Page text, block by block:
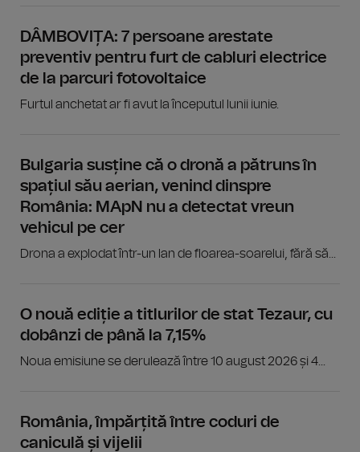
DÂMBOVIȚA: 7 persoane arestate
preventiv pentru furt de cabluri electrice
de la parcuri fotovoltaice
Furtul anchetat ar fi avut la începutul lunii iunie.
Bulgaria susține că o dronă a pătruns în
spațiul său aerian, venind dinspre
România: MApN nu a detectat vreun
vehicul pe cer
Drona a explodat într-un lan de floarea-soarelui, fără să...
O nouă ediție a titlurilor de stat Tezaur, cu
dobânzi de până la 7,15%
Noua emisiune se derulează între 10 august 2026 și 4...
România, împărțită între coduri de
caniculă și vijelii